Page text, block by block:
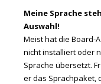
Meine Sprache
Auswahl!
Meist hat die Board-
nicht installiert oder
Sprache übersetzt.
er das Sprachpaket,